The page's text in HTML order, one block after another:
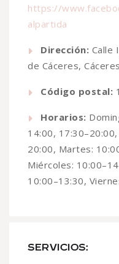
https://
alpartida
Dirección: Calle
de Cáceres, Cáceres
Código postal:
Horarios:
14:00,
20:00, Martes:
Miércoles:
10:00–13:30,
SERVICIOS: